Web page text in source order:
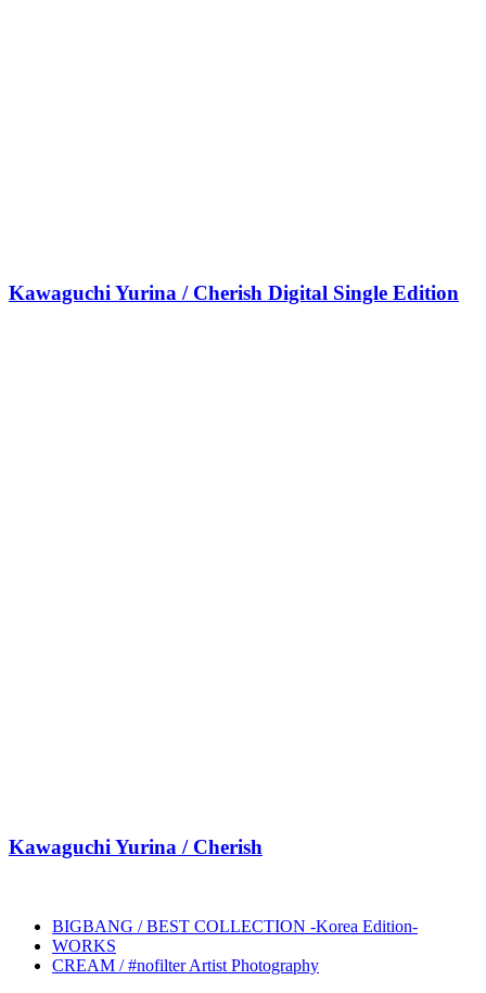
Kawaguchi Yurina / Cherish Digital Single Edition
Kawaguchi Yurina / Cherish
BIGBANG / BEST COLLECTION -Korea Edition-
WORKS
CREAM / #nofilter Artist Photography